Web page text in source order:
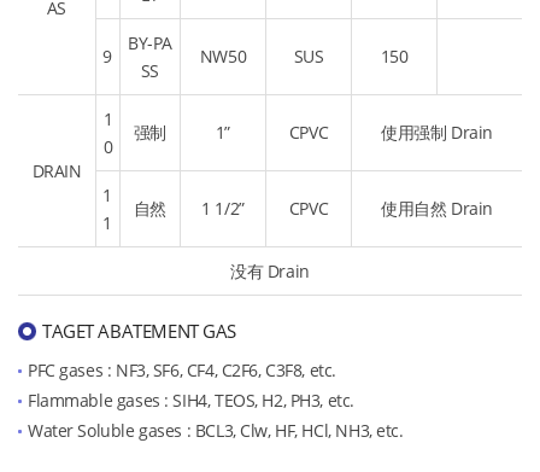
AS
9
BY-PA
SS
NW50 SUS 150
DRAIN
1
0
强制 1” CPVC 使用强制 Drain
1
1
自然 1 1/2” CPVC 使用自然 Drain
没有 Drain
TAGET ABATEMENT GAS
PFC gases : NF3, SF6, CF4, C2F6, C3F8, etc.
Flammable gases : SIH4, TEOS, H2, PH3, etc.
Water Soluble gases : BCL3, Clw, HF, HCl, NH3, etc.